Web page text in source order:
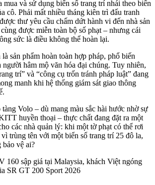
mua và sử dụng biển số trang trí nhái theo biển
cô. Phải mất nhiều tháng kiên trì đấu tranh
thư yêu cầu chấm dứt hành vi đến nhà sản
được miễn toàn bộ số phạt – nhưng cái
sức là điều không thể hoàn lại.
sản phẩm hoàn toàn hợp pháp, phổ biến
hâm mộ văn hóa đại chúng. Tuy nhiên,
trí” và “công cụ trốn tránh pháp luật” đang
manh khi hệ thống giám sát giao thông
tàng Volo – dù mang màu sắc hài hước nhờ sự
huyền thoại – thực chất đang đặt ra một
các nhà quản lý: khi một tờ phạt có thể rơi
trùng tên với một biển số trang trí 25 đô la,
bảo vệ ai?
160 sập giá tại Malaysia, khách Việt ngóng
SR GT 200 Sport 2026